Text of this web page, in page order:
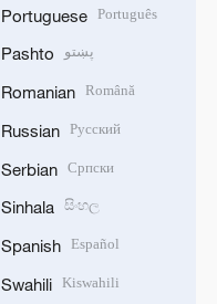
Portuguese Português
Pashto پښتو
Romanian Română
Russian Русский
Serbian Српски
Sinhala සිංහල
Spanish Español
Swahili Kiswahili